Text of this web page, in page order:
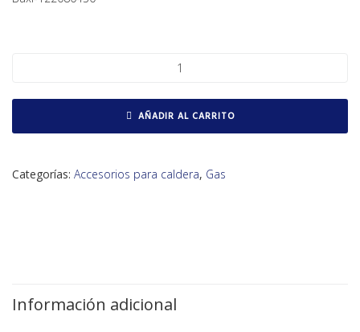
AÑADIR AL CARRITO
Categorías: Accesorios para caldera, Gas
Información adicional